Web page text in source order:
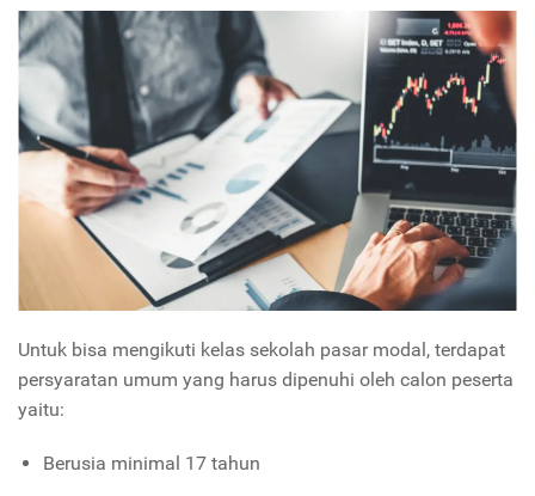
Untuk bisa mengikuti kelas sekolah pasar modal, terdapat
persyaratan umum yang harus dipenuhi oleh calon peserta
yaitu:
Berusia minimal 17 tahun